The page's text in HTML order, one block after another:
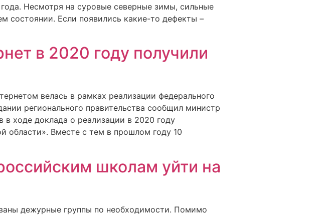
Несмотря на суровые северные зимы, сильные
состоянии. Если появились какие-то дефекты –
в 2020 году получили
велась в рамках реализации федерального
регионального правительства сообщил министр
ходе доклада о реализации в 2020 году
области». Вместе с тем в прошлом году 10
школам уйти на
дежурные группы по необходимости. Помимо